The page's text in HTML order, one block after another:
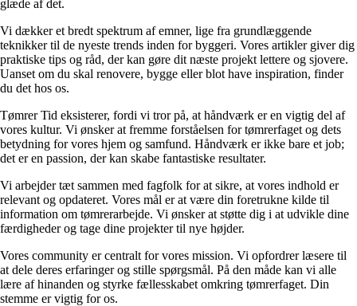
glæde af det.
Vi dækker et bredt spektrum af emner, lige fra grundlæggende
teknikker til de nyeste trends inden for byggeri. Vores artikler giver dig
praktiske tips og råd, der kan gøre dit næste projekt lettere og sjovere.
Uanset om du skal renovere, bygge eller blot have inspiration, finder
du det hos os.
Tømrer Tid eksisterer, fordi vi tror på, at håndværk er en vigtig del af
vores kultur. Vi ønsker at fremme forståelsen for tømrerfaget og dets
betydning for vores hjem og samfund. Håndværk er ikke bare et job;
det er en passion, der kan skabe fantastiske resultater.
Vi arbejder tæt sammen med fagfolk for at sikre, at vores indhold er
relevant og opdateret. Vores mål er at være din foretrukne kilde til
information om tømrerarbejde. Vi ønsker at støtte dig i at udvikle dine
færdigheder og tage dine projekter til nye højder.
Vores community er centralt for vores mission. Vi opfordrer læsere til
at dele deres erfaringer og stille spørgsmål. På den måde kan vi alle
lære af hinanden og styrke fællesskabet omkring tømrerfaget. Din
stemme er vigtig for os.